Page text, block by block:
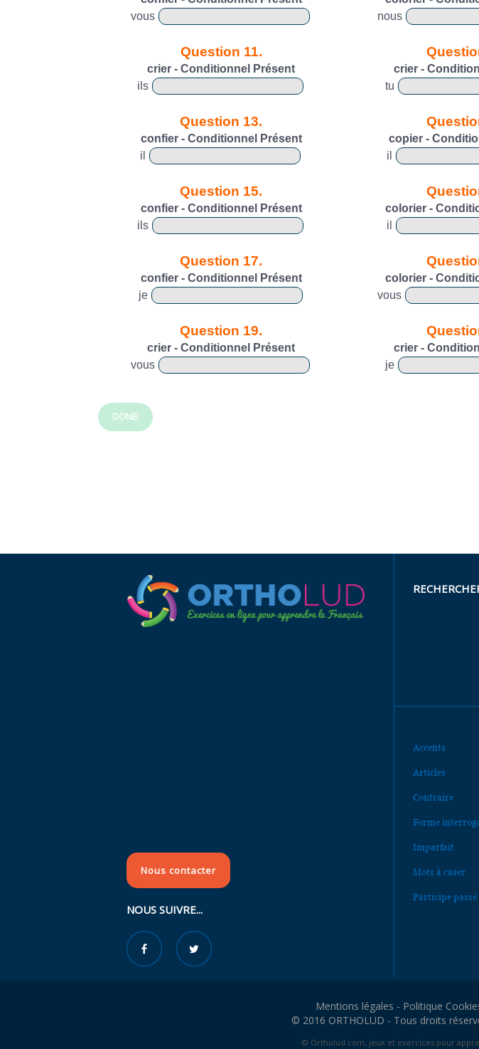
vous
nous
Question 11.
crier - Conditionnel Présent
ils
crier -
tu
Question 13.
confier - Conditionnel Présent
il
copier -
il
Question 15.
confier - Conditionnel Présent
ils
colorier -
il
Question 17.
confier - Conditionnel Présent
je
colorier -
vous
Question 19.
crier - Conditionnel Présent
vous
crier -
je
DONE!
Nous contacter
NOUS SUIVRE...
Accents
Articles
Contraire
Forme
Imparfait
Mots à caser
Participe passé
Mentions légales - Politique
© 2016 ORTHOLUD - Tous droits
© Ortholud.com, jeux et exercices pour